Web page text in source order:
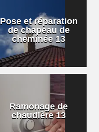
Pose et réparation
de chapeau de
cheminée 13
Ramonage de
chaudière 13